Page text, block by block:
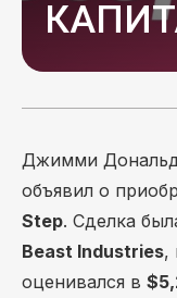
Джимми
объявил о
Step. Сделка
Beast Industries,
оценивался в